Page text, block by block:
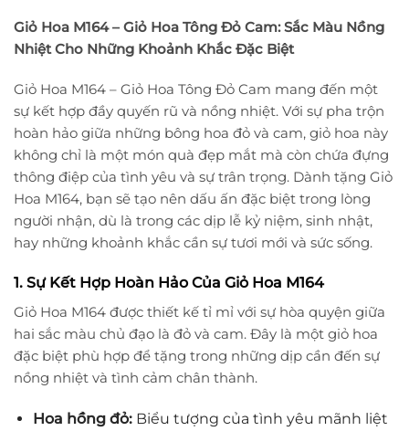
Giỏ Hoa M164 – Giỏ Hoa Tông Đỏ Cam: Sắc Màu Nồng
Nhiệt Cho Những Khoảnh Khắc Đặc Biệt
Giỏ Hoa M164 – Giỏ Hoa Tông Đỏ Cam mang đến một
sự kết hợp đầy quyến rũ và nồng nhiệt. Với sự pha trộn
hoàn hảo giữa những bông hoa đỏ và cam, giỏ hoa này
không chỉ là một món quà đẹp mắt mà còn chứa đựng
thông điệp của tình yêu và sự trân trọng. Dành tặng Giỏ
Hoa M164, bạn sẽ tạo nên dấu ấn đặc biệt trong lòng
người nhận, dù là trong các dịp lễ kỷ niệm, sinh nhật,
hay những khoảnh khắc cần sự tươi mới và sức sống.
1. Sự Kết Hợp Hoàn Hảo Của Giỏ Hoa M164
Giỏ Hoa M164 được thiết kế tỉ mỉ với sự hòa quyện giữa
hai sắc màu chủ đạo là đỏ và cam. Đây là một giỏ hoa
đặc biệt phù hợp để tặng trong những dịp cần đến sự
nồng nhiệt và tình cảm chân thành.
Hoa hồng đỏ:Biểu tượng của tình yêu mãnh liệt